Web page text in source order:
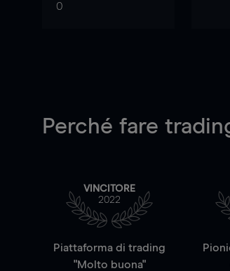
0
Perché fare
VINCITORE
2022
Piattaforma di trading
"Molto buona"